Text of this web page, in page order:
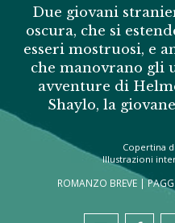
Due giovani
oscura, che si
esseri mostruosi, e
che manovrano gli
avventure di
Shaylo, la
Copertina
Illustrazioni
ROMANZO BREVE |